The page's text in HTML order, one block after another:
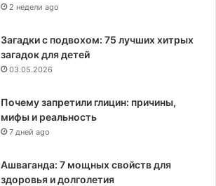
2 недели ago
Загадки с подвохом: 75 лучших хитрых
загадок для детей
03.05.2026
Почему запретили глицин: причины,
мифы и реальность
7 дней ago
Ашваганда: 7 мощных свойств для
здоровья и долголетия